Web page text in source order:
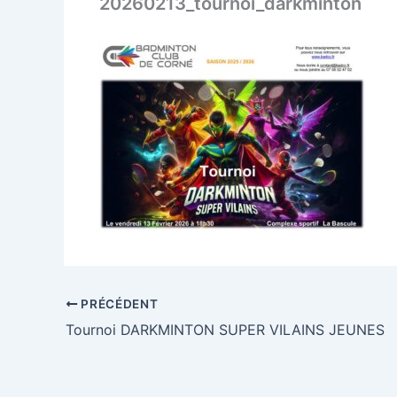
PRÉCÉDENT
Tournoi DARKMINTON SUPER VILAINS JEUNES